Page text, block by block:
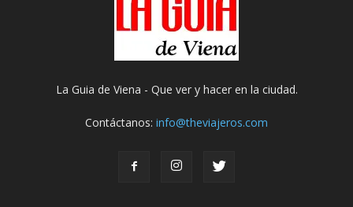
La Guia de Viena - Que ver y hacer en la ciudad.
Contáctanos: info@theviajeros.com